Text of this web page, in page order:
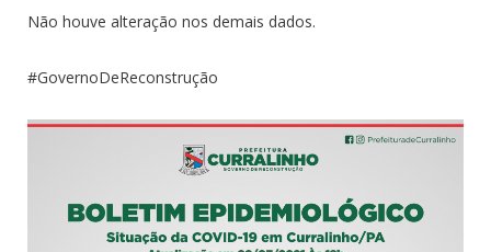
Não houve alteração nos demais dados.
#GovernoDeReconstrução